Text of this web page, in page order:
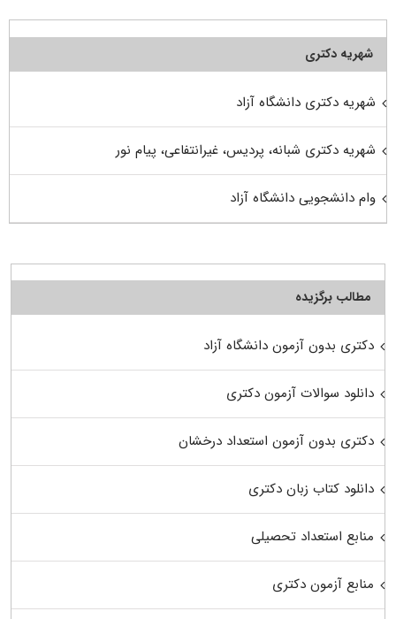
شهریه دکتری
شهریه دکتری دانشگاه آزاد
شهریه دکتری شبانه، پردیس، غیرانتفاعی، پیام نور
وام دانشجویی دانشگاه آزاد
مطالب برگزیده
دکتری بدون آزمون دانشگاه آزاد
دانلود سوالات آزمون دکتری
دکتری بدون آزمون استعداد درخشان
دانلود کتاب زبان دکتری
منابع استعداد تحصیلی
منابع آزمون دکتری